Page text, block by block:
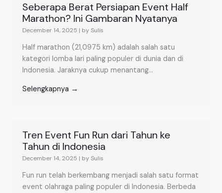
Seberapa Berat Persiapan Event Half
Marathon? Ini Gambaran Nyatanya
December 14, 2025 | by Sulis
Half marathon (21,0975 km) adalah salah satu
kategori lomba lari paling populer di dunia dan di
Indonesia. Jaraknya cukup menantang...
Selengkapnya →
Tren Event Fun Run dari Tahun ke
Tahun di Indonesia
December 14, 2025 | by Sulis
Fun run telah berkembang menjadi salah satu format
event olahraga paling populer di Indonesia. Berbeda